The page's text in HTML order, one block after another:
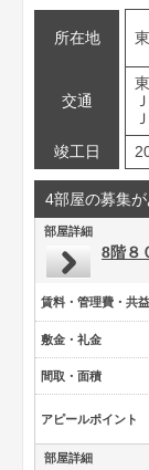
所在地
交通
竣工日
4部屋の募集
部屋詳細
8階８
賃料・管理費・共
敷金・礼金
間取・面積
アピールポイント
部屋詳細